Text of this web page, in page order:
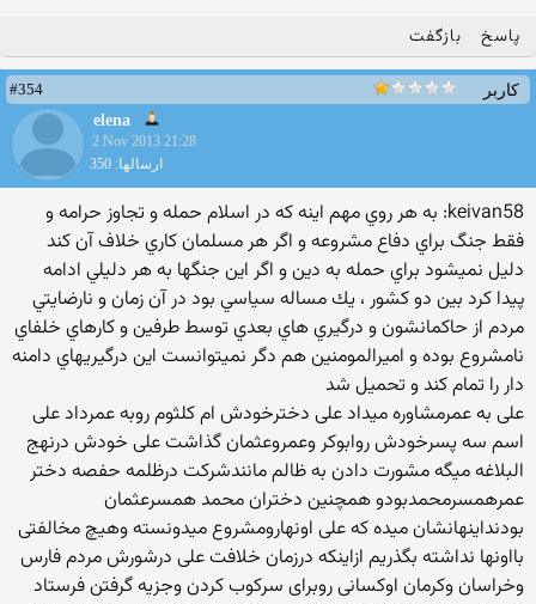
پاسخ بازگفت
کاربر
#354
elena
2 Nov 2013 21:28
ارسالها: 350
keivan58: به هر روي مهم اينه كه در اسلام حمله و تجاوز حرامه و
فقط جنگ براي دفاع مشروعه و اگر هر مسلمان كاري خلاف آن كند
دليل نميشود براي حمله به دين و اگر اين جنگها به هر دليلي ادامه
پيدا كرد بين دو كشور ، يك مساله سياسي بود در آن زمان و نارضايتي
مردم از حاكمانشون و درگيري هاي بعدي توسط طرفين و كارهاي خلفاي
نامشروع بوده و اميرالمومنين هم دگر نميتوانست اين درگيريهاي دامنه
دار را تمام كند و تحميل شد
علی به عمرمشاوره میداد علی دخترخودش ام کلثوم روبه عمرداد علی
اسم سه پسرخودش روابوکر وعمروعثمان گذاشت علی خودش درنهج
البلاغه میگه مشورت دادن به ظالم مانندشرکت درظلمه حفصه دختر
عمرهمسرمحمدبودو همچنین دختران محمد همسرعثمان
بودنداینهانشان میده که علی اونهارومشروع میدونسته وهیچ مخالفتی
بااونها نداشته بگذریم ازاینکه درزمان خلافت علی درشورش مردم فارس
وخراسان وکرمان اوکسانی روبرای سرکوب کردن وجزیه گرفتن فرستاد